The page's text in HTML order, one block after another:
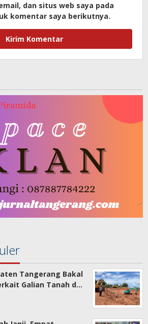
dan situs web saya pada
komentar saya berikutnya.
Tangerang Bakal
Galian Tanah d…